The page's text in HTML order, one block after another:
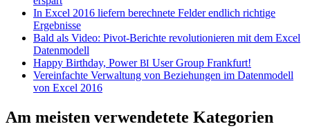
In Excel 2016 liefern berechnete Felder endlich richtige
Ergebnisse
Bald als Video: Pivot-Berichte revolutionieren mit dem Excel
Datenmodell
Happy Birthday, PowerBI User Group Frankfurt!
Vereinfachte Verwaltung von Beziehungen im Datenmodell
von Excel 2016
Am meisten verwendetete Kategorien